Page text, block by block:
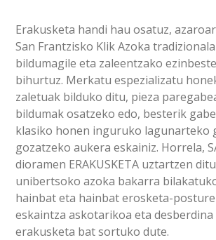
Erakusketa handi hau osatuz,
San Frantzisko Klik Azoka
bildumagile eta zaleentzako
bihurtuz. Merkatu espezializatu
zaletuak bilduko ditu, pieza
bildumak osatzeko edo, besterik
klasiko honen inguruko lagunarteko
gozatzeko aukera eskainiz. Horrela,
dioramen ERAKUSKETA uztartzen
unibertsoko azoka bakarra
hainbat eta hainbat erosketa-
eskaintza askotarikoa eta
erakusketa bat sortuko dute.